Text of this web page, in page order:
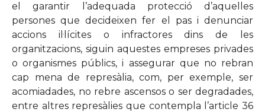
el garantir l’adequada protecció d’aquelles
persones que decideixen fer el pas i denunciar
accions il·lícites o infractores dins de les
organitzacions, siguin aquestes empreses privades
o organismes públics, i assegurar que no rebran
cap mena de represàlia, com, per exemple, ser
acomiadades, no rebre ascensos o ser degradades,
entre altres represàlies que contempla l’article 36